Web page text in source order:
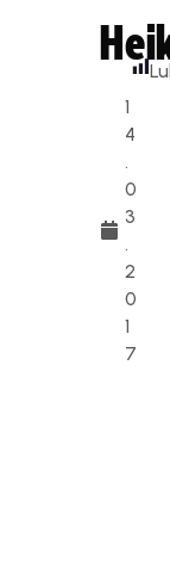
1
4
.
0
3
.
2
0
1
7